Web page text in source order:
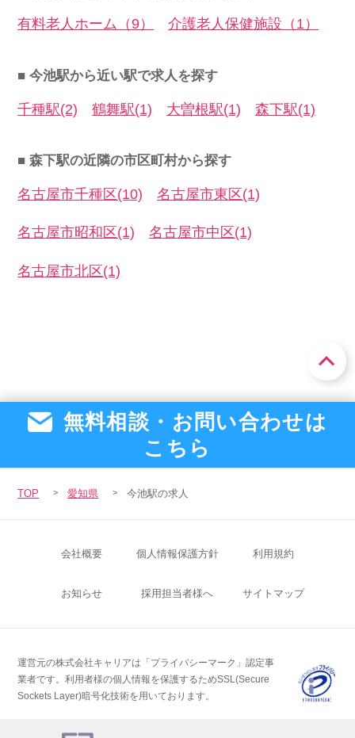
有料老人ホーム（9） 介護老人保健施設（1）
■ 今池駅から近い駅で求人を探す
千種駅(2) 鶴舞駅(1) 大曽根駅(1) 森下駅(1)
■ 森下駅の近隣の市区町村から探す
名古屋市千種区(10) 名古屋市東区(1)
名古屋市昭和区(1) 名古屋市中区(1)
名古屋市北区(1)
無料相談・お問い合わせは
こちら
TOP 愛知県 今池駅の求人
会社概要 個人情報保護方針 利用規約
お知らせ 採用担当者様へ サイトマップ
運営元の株式会社キャリアは「プライバシーマーク」認定事
業者です。利用者様の個人情報を保護するためSSL(Secure
Sockets Layer)暗号化技術を用いております。